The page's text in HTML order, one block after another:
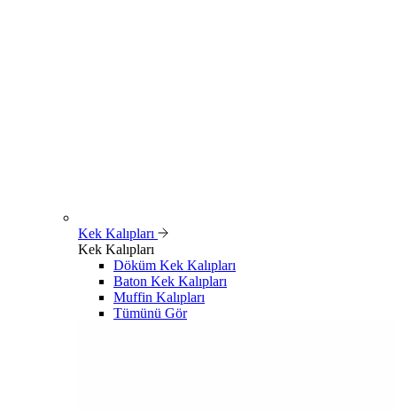
Kek Kalıpları
Kek Kalıpları
Döküm Kek Kalıpları
Baton Kek Kalıpları
Muffin Kalıpları
Tümünü Gör